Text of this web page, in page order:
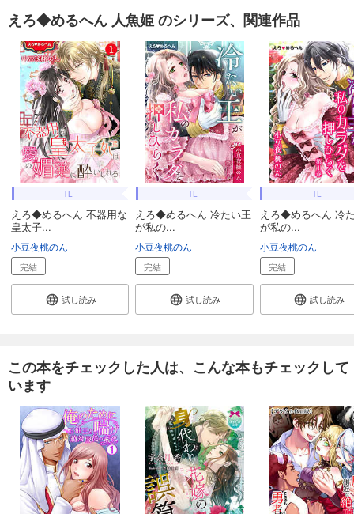
えろ◆めるへん 人魚姫 のシリーズ、関連作品
TL
えろ◆めるへん 不器用な
皇太子...
小豆夜桃のん
完結
試し読み
TL
えろ◆めるへん 冷たい王
が私の...
小豆夜桃のん
完結
試し読み
TL
えろ◆めるへん 冷
が私の...
小豆夜桃のん
完結
試し読み
この本をチェックした人は、こんな本もチェックして
います